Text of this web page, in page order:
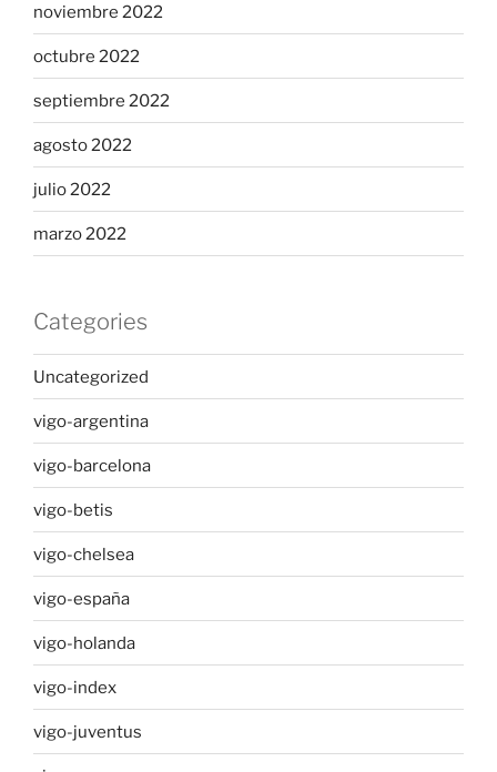
noviembre 2022
octubre 2022
septiembre 2022
agosto 2022
julio 2022
marzo 2022
Categories
Uncategorized
vigo-argentina
vigo-barcelona
vigo-betis
vigo-chelsea
vigo-españa
vigo-holanda
vigo-index
vigo-juventus